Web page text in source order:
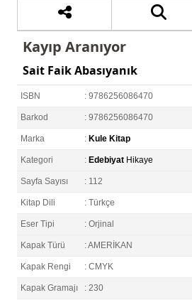
Kayıp Aranıyor
Sait Faik Abasıyanık
ISBN : 9786256086470
Barkod : 9786256086470
Marka : Kule Kitap
Kategori : Edebiyat Hikaye
Sayfa Sayısı : 112
Kitap Dili : Türkçe
Eser Tipi : Orjinal
Kapak Türü : AMERİKAN
Kapak Rengi : CMYK
Kapak Gramajı : 230